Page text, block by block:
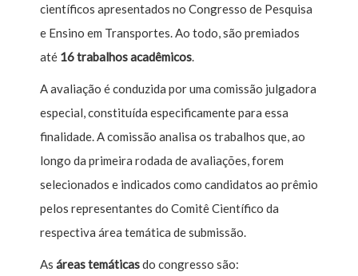
científicos apresentados no Congresso de Pesquisa
e Ensino em Transportes. Ao todo, são premiados
até 16 trabalhos acadêmicos.
A avaliação é conduzida por uma comissão julgadora
especial, constituída especificamente para essa
finalidade. A comissão analisa os trabalhos que, ao
longo da primeira rodada de avaliações, forem
selecionados e indicados como candidatos ao prêmio
pelos representantes do Comitê Científico da
respectiva área temática de submissão.
As áreas temáticasdo congresso são: